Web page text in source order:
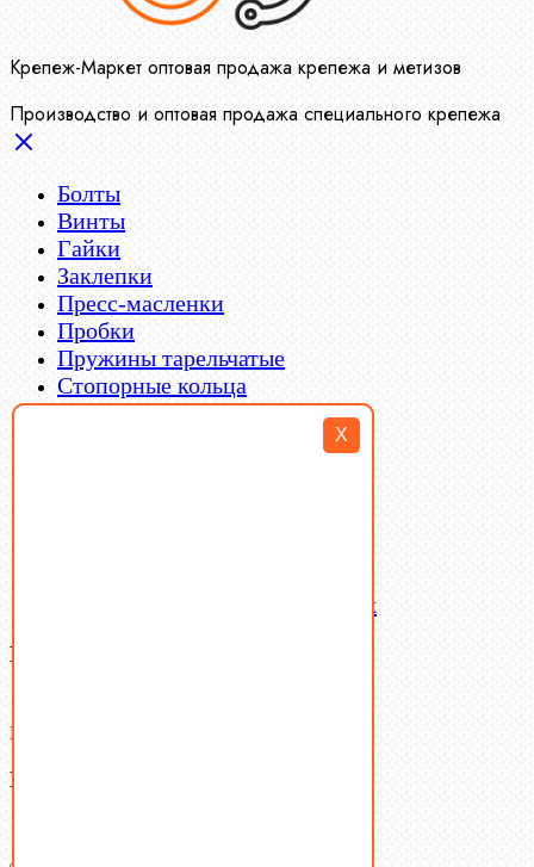
X
Крепеж-Маркет оптовая продажа крепежа и метизов
Производство и оптовая продажа специального крепежа
Болты
Винты
Гайки
Заклепки
Пресс-масленки
Пробки
Пружины тарельчатые
Стопорные кольца
Такелаж
Латунный и бронзовый крепеж
Ваша корзина
В корзине нет товаров.
Поиск